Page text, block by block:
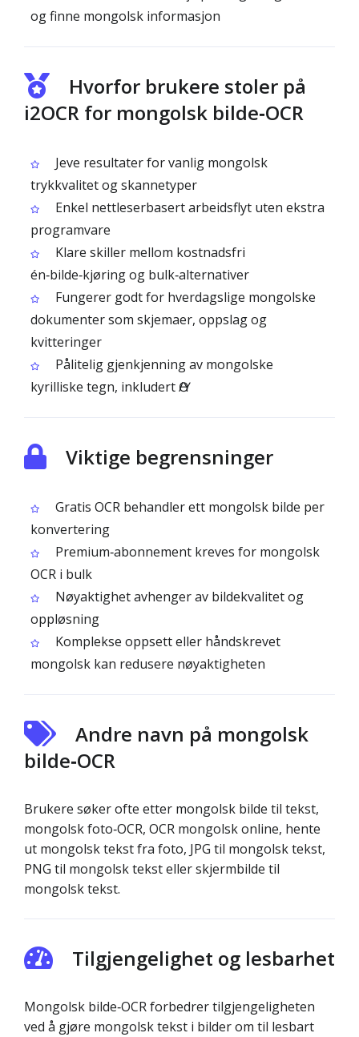
og finne mongolsk informasjon
Hvorfor brukere stoler på
i2OCR for mongolsk bilde‑OCR
Jeve resultater for vanlig mongolsk
trykkvalitet og skannetyper
Enkel nettleserbasert arbeidsflyt uten ekstra
programvare
Klare skiller mellom kostnadsfri
én‑bilde‑kjøring og bulk‑alternativer
Fungerer godt for hverdagslige mongolske
dokumenter som skjemaer, oppslag og
kvitteringer
Pålitelig gjenkjenning av mongolske
kyrilliske tegn, inkludert Ө/Ү
Viktige begrensninger
Gratis OCR behandler ett mongolsk bilde per
konvertering
Premium‑abonnement kreves for mongolsk
OCR i bulk
Nøyaktighet avhenger av bildekvalitet og
oppløsning
Komplekse oppsett eller håndskrevet
mongolsk kan redusere nøyaktigheten
Andre navn på mongolsk
bilde‑OCR
Brukere søker ofte etter mongolsk bilde til tekst,
mongolsk foto‑OCR, OCR mongolsk online, hente
ut mongolsk tekst fra foto, JPG til mongolsk tekst,
PNG til mongolsk tekst eller skjermbilde til
mongolsk tekst.
Tilgjengelighet og lesbarhet
Mongolsk bilde‑OCR forbedrer tilgjengeligheten
ved å gjøre mongolsk tekst i bilder om til lesbart